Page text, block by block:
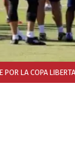
POR LA COPA